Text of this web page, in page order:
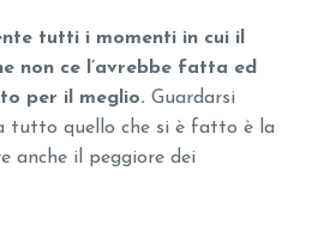
tutti i momenti in cui il
non ce l’avrebbe fatta ed
per il meglio. Guardarsi
tutto quello che si è fatto è la
anche il peggiore dei